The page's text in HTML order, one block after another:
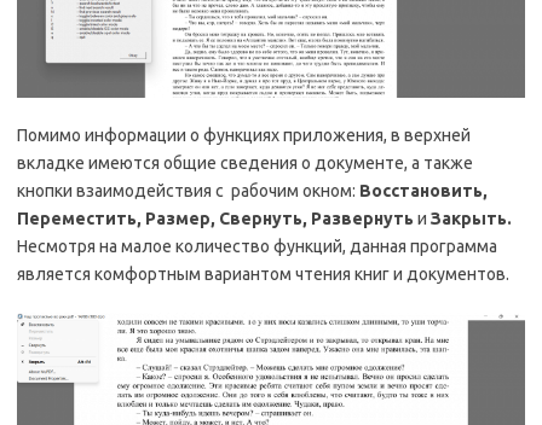
Помимо информации о функциях приложения, в верхней
вкладке имеются общие сведения о документе, а также
кнопки взаимодействия с рабочим окном: Восстановить,
Переместить, Размер, Свернуть, Развернуть и Закрыть.
Несмотря на малое количество функций, данная программа
является комфортным вариантом чтения книг и документов.